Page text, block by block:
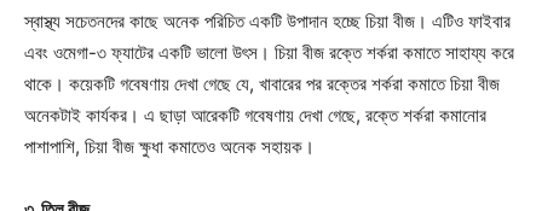
স্বাস্থ্য সচেতনদের কাছে অনেক পরিচিত একটি উপাদান হচ্ছে চিয়া বীজ। এটিও ফাইবার
এবং ওমেগা-৩ ফ্যাটের একটি ভালো উৎস। চিয়া বীজ রক্তে শর্করা কমাতে সাহায্য করে
থাকে। কয়েকটি গবেষণায় দেখা গেছে যে, খাবারের পর রক্তের শর্করা কমাতে চিয়া বীজ
অনেকটাই কার্যকর। এ ছাড়া আরেকটি গবেষণায় দেখা গেছে, রক্তে শর্করা কমানোর
পাশাপাশি, চিয়া বীজ ক্ষুধা কমাতেও অনেক সহায়ক।